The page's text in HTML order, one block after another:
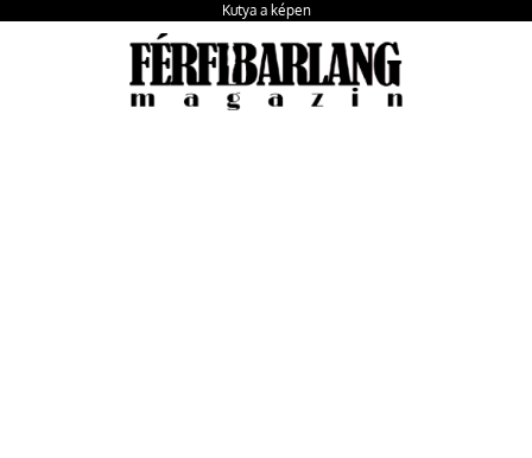
Kutya a képen